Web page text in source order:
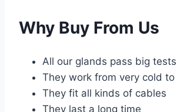
Why Buy From Us
All our glands pass big tests
They work from very cold
They fit all kinds of cables
They last a long time